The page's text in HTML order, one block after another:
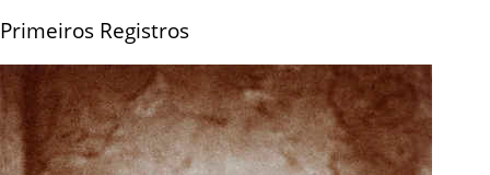
Primeiros Registros